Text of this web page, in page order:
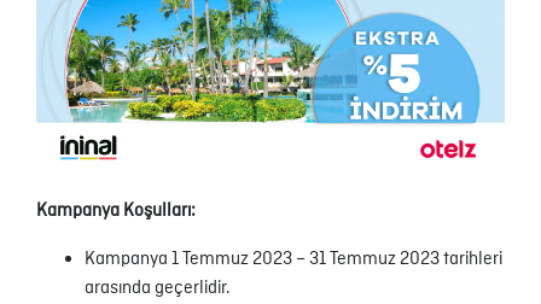
Kampanya Koşulları:
Kampanya 1 Temmuz 2023 – 31 Temmuz 2023 tarihleri
arasında geçerlidir.